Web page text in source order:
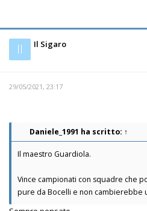
Il Il Sigaro
29/05/2021, 23:17
Daniele_1991 ha scritto: ↑
Il maestro Guardiola.
Vince campionati con squadre che
pure da Bocelli e non cambierebbe